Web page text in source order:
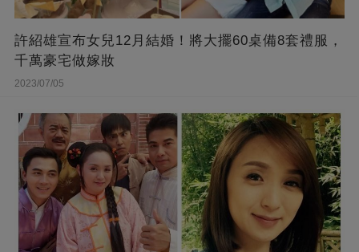
許紹雄宣布女兒12月結婚！將大擺60桌備8套禮服，
千萬豪宅做嫁妝
2023/07/05